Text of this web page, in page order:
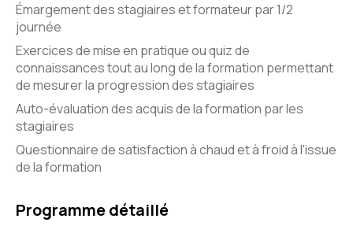
Émargement des stagiaires et formateur par 1/2
journée
Exercices de mise en pratique ou quiz de
connaissances tout au long de la formation permettant
de mesurer la progression des stagiaires
Auto-évaluation des acquis de la formation par les
stagiaires
Questionnaire de satisfaction à chaud et à froid à l'issue
de la formation
Programme détaillé